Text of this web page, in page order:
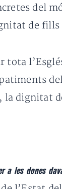
del
de
tota
la dignitat
a les dones